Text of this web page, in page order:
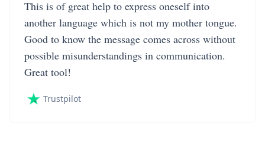
This is of great help to express oneself into
another language which is not my mother tongue.
Good to know the message comes across without
possible misunderstandings in communication.
Great tool!
Trustpilot